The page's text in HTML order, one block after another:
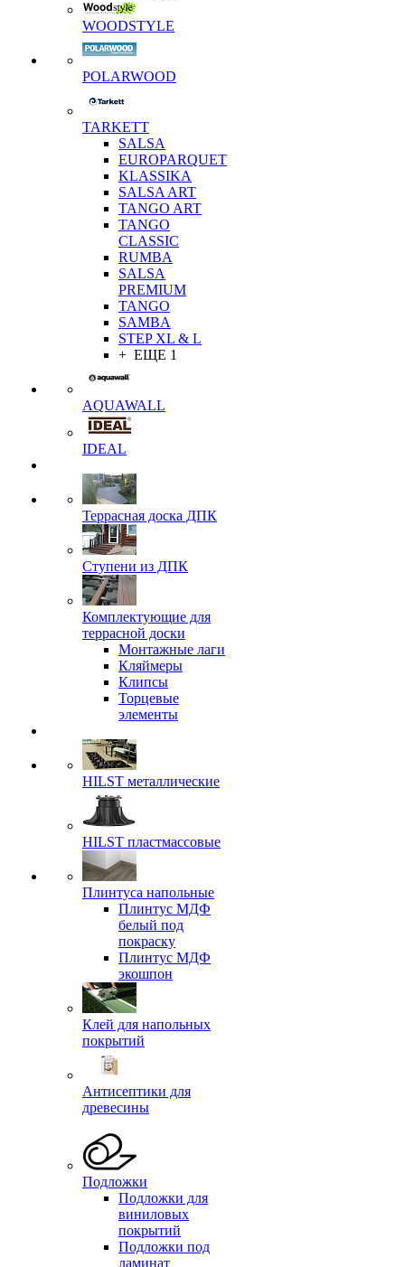
WOODSTYLE
POLARWOOD
TARKETT
SALSA
EUROPARQUET
KLASSIKA
SALSA ART
TANGO ART
TANGO
CLASSIC
RUMBA
SALSA
PREMIUM
TANGO
SAMBA
STEP XL & L
+ ЕЩЕ 1
AQUAWALL
IDEAL
Террасная доска ДПК
Ступени из ДПК
Комплектующие для
террасной доски
Монтажные лаги
Кляймеры
Клипсы
Торцевые
элементы
HILST металлические
HILST пластмассовые
Плинтуса напольные
Плинтус МДФ
белый под
покраску
Плинтус МДФ
экошпон
Клей для напольных
покрытий
Антисептики для
древесины
Подложки
Подложки для
виниловых
покрытий
Подложки под
ламинат